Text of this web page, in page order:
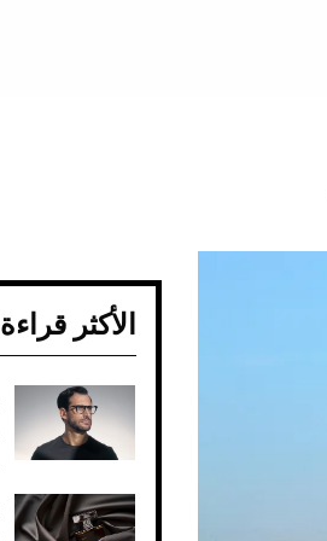
الأكثر قراءة